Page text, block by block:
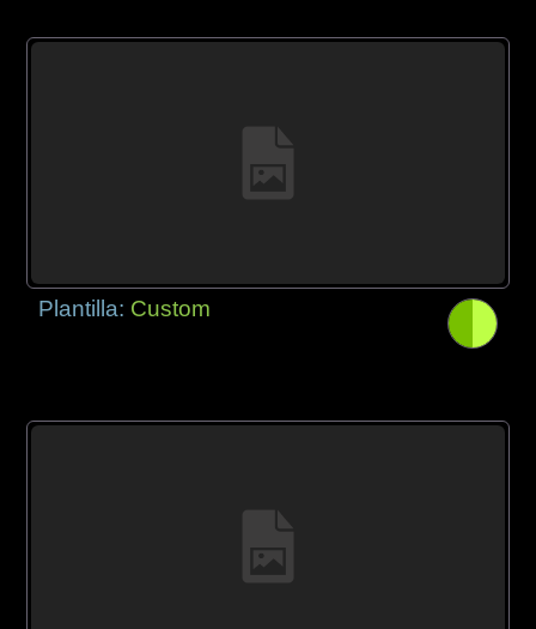
Plantilla: Custom